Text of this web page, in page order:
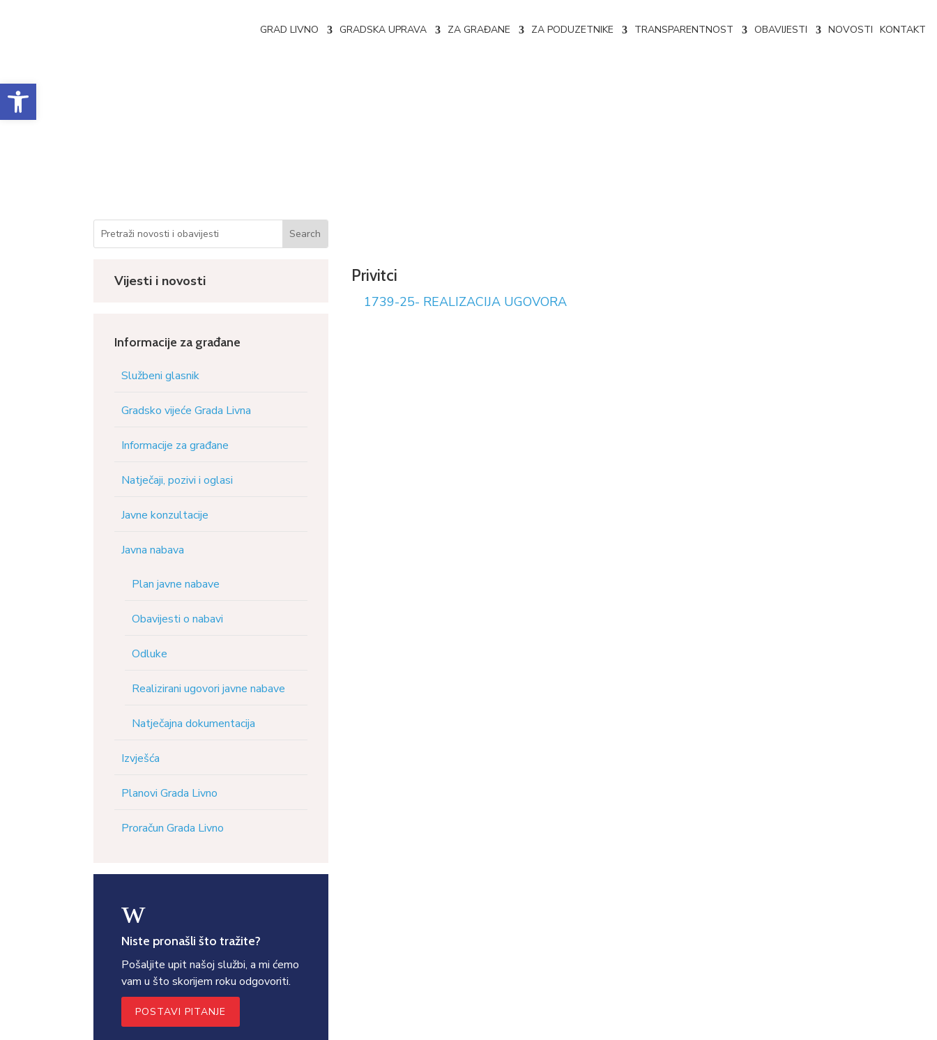
Open toolbar
GRAD LIVNO GRADSKA UPRAVA ZA GRAĐANE ZA PODUZETNIKE TRANSPARENTNOST OBAVIJESTI NOVOSTI KONTAKT
Vijesti i novosti
Informacije za građane
Službeni glasnik
Gradsko vijeće Grada Livna
Informacije za građane
Natječaji, pozivi i oglasi
Javne konzultacije
Javna nabava
Plan javne nabave
Obavijesti o nabavi
Odluke
Realizirani ugovori javne nabave
Natječajna dokumentacija
Izvješća
Planovi Grada Livno
Proračun Grada Livno
w
Niste pronašli što tražite?
Pošaljite upit našoj službi, a mi ćemo
vam u što skorijem roku odgovoriti.
POSTAVI PITANJE
Privitci
1739-25- REALIZACIJA UGOVORA